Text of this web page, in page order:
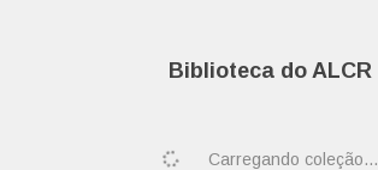
Biblioteca do ALCR
Carregando coleção...